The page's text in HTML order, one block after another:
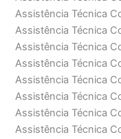
Assistência Técnica
Assistência Técnica
Assistência Técnica
Assistência Técnica
Assistência Técnica
Assistência Técnica
Assistência Técnica
Assistência Técnica